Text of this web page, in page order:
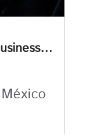
Nearshoring y Dynamic 365 Business Central: estandariza procesos para competir en la industria global